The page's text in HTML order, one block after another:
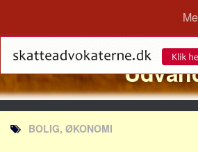
Portal
Udvandrerne.dk
Utvandrerne.no
Utvandrarna.se
Tyskland.dk
BOLIG, ØKONOMI